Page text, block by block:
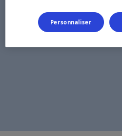
Personnaliser